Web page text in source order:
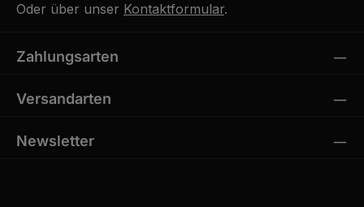
Oder über unser Kontaktformular.
Zahlungsarten
Versandarten
Newsletter